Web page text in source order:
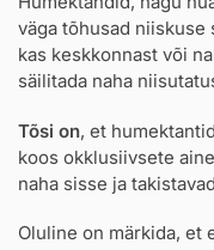
väga tõhusad niiskuse
kas keskkonnast või
säilitada naha
Tõsi on, et
koos okklusiivsete
naha sisse ja
Oluline on märkida, et